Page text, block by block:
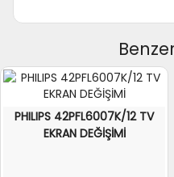
kıyaslandığında ortalama %60
için televizyonunuz ekran
PHILIPS 42PFL6007K/12 TV
EKRAN DEĞİŞİMİ